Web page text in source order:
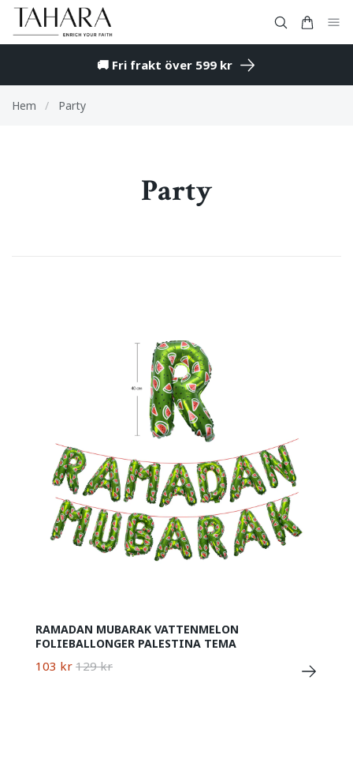
🚚 Fri frakt över 599 kr
Hem / Party
Party
RAMADAN MUBARAK VATTENMELON
FOLIEBALLONGER PALESTINA TEMA
103 kr 129 kr